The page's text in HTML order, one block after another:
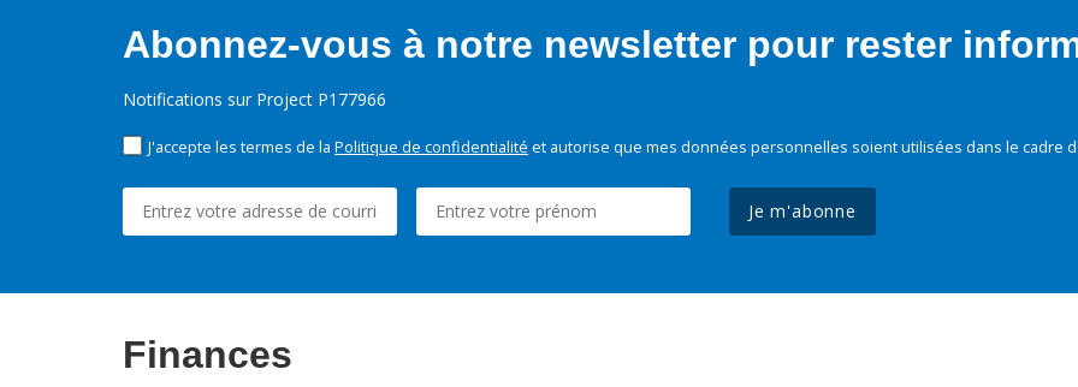
Abonnez-vous à notre newsletter pour rester
Notifications sur Project P177966
J'accepte les termes de la Politique de confidentialité et autorise que mes données personnelles soient utilisées dans le cadre
Je m'abonne
Finances